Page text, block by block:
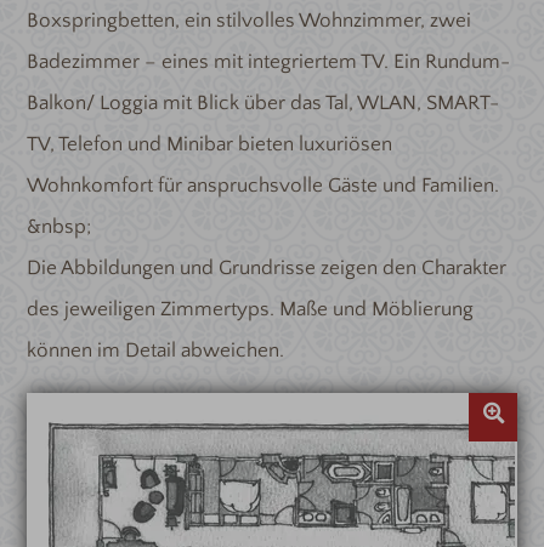
Boxspringbetten, ein stilvolles Wohnzimmer, zwei
Badezimmer – eines mit integriertem TV. Ein Rundum-
Balkon/ Loggia mit Blick über das Tal, WLAN, SMART-
TV, Telefon und Minibar bieten luxuriösen
Wohnkomfort für anspruchsvolle Gäste und Familien.
&nbsp;
Die Abbildungen und Grundrisse zeigen den Charakter
des jeweiligen Zimmertyps. Maße und Möblierung
können im Detail abweichen.